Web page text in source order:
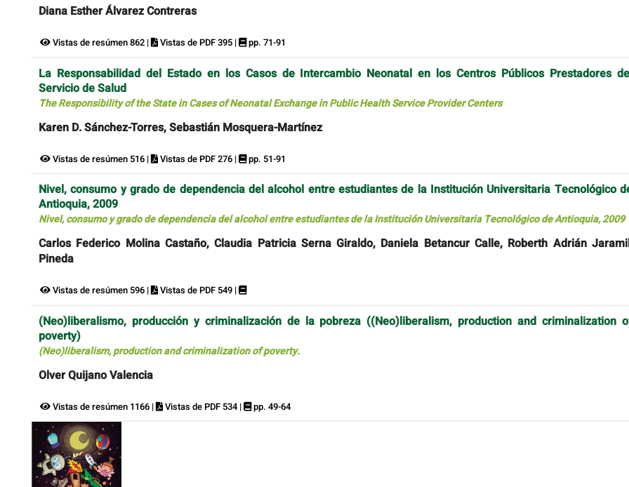
Diana Esther Álvarez Contreras
Vistas de resúmen 862 | Vistas de PDF 395 | pp. 71-91
La Responsabilidad del Estado en los Casos de Intercambio Neonatal en los Centros Públicos Prestadores
Servicio de Salud
The Responsibility of the State in Cases of Neonatal Exchange in Public Health Service Provider Centers
Karen D. Sánchez-Torres, Sebastián Mosquera-Martínez
Vistas de resúmen 516 | Vistas de PDF 276 | pp. 51-91
Nivel, consumo y grado de dependencia del alcohol entre estudiantes de la Institución Universitaria Tecnológico
Antioquia, 2009
Nivel, consumo y grado de dependencia del alcohol entre estudiantes de la Institución Universitaria Tecnológico de Antioquia, 2009
Carlos Federico Molina Castaño, Claudia Patricia Serna Giraldo, Daniela Betancur Calle, Roberth Adrián
Pineda
Vistas de resúmen 596 | Vistas de PDF 549 |
(Neo)liberalismo, producción y criminalización de la pobreza ((Neo)liberalism, production and criminalization
poverty)
(Neo)liberalism, production and criminalization of poverty.
Olver Quijano Valencia
Vistas de resúmen 1166 | Vistas de PDF 534 | pp. 49-64